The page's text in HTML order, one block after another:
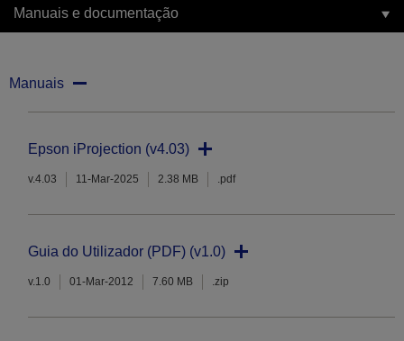
Manuais e documentação
Manuais
Epson iProjection (v4.03)
v.4.03 11-Mar-2025 2.38 MB .pdf
Guia do Utilizador (PDF) (v1.0)
v.1.0 01-Mar-2012 7.60 MB .zip